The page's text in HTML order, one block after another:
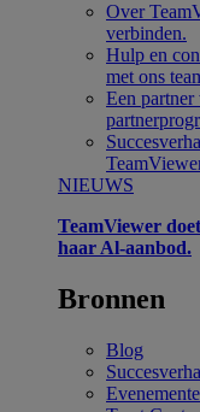
Over
verbinden.
Hulp en
met ons
Een partner
NIEUWS
TeamViewer
haar Al-aanbod.
Bronnen
Blog